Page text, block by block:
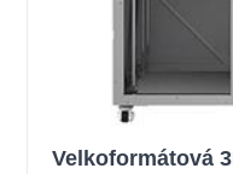
Velkoformátová